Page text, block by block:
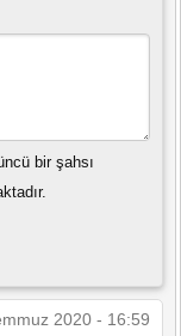
bir şahsı
2020 - 16:59